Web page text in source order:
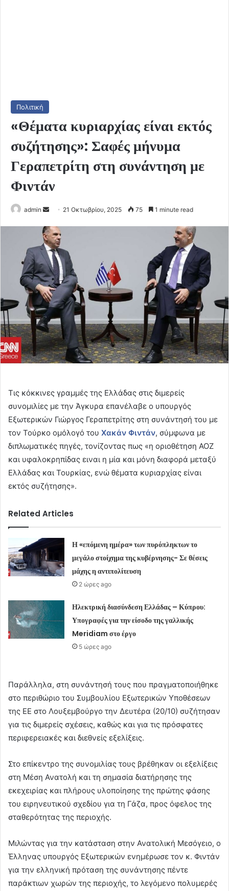
Πολιτική
«Θέματα κυριαρχίας είναι εκτός
συζήτησης»: Σαφές μήνυμα
Γεραπετρίτη στη συνάντηση με
Φιντάν
admin
Send
email
21 Οκτωβρίου, 2025 75 1 minute read
Τις κόκκινες γραμμές της Ελλάδας στις διμερείς
συνομιλίες με την Άγκυρα επανέλαβε ο υπουργός
Εξωτερικών Γιώργος Γεραπετρίτης στη συνάντησή του με
τον Τούρκο ομόλογό του Χακάν Φιντάν, σύμφωνα με
διπλωματικές πηγές, τονίζοντας πως «η οριοθέτηση ΑΟΖ
και υφαλοκρηπίδας ειναι η μία και μόνη διαφορά μεταξύ
Ελλάδας και Τουρκίας, ενώ θέματα κυριαρχίας είναι
εκτός συζήτησης».
Related Articles
Η «επόμενη ημέρα» των πυρόπληκτων το
μεγάλο στοίχημα της κυβέρνησης- Σε θέσεις
μάχης η αντιπολίτευση
2 ώρες ago
Ηλεκτρική διασύνδεση Ελλάδας – Κύπρου:
Υπογραφές για την είσοδο της γαλλικής
Meridiam στο έργο
5 ώρες ago
Παράλληλα, στη συνάντησή τους που πραγματοποιήθηκε
στο περιθώριο του Συμβουλίου Εξωτερικών Υποθέσεων
της ΕΕ στο Λουξεμβούργο την Δευτέρα (20/10) συζήτησαν
για τις διμερείς σχέσεις, καθώς και για τις πρόσφατες
περιφερειακές και διεθνείς εξελίξεις.
Στο επίκεντρο της συνομιλίας τους βρέθηκαν οι εξελίξεις
στη Μέση Ανατολή και τη σημασία διατήρησης της
εκεχειρίας και πλήρους υλοποίησης της πρώτης φάσης
του ειρηνευτικού σχεδίου για τη Γάζα, προς όφελος της
σταθερότητας της περιοχής.
Μιλώντας για την κατάσταση στην Ανατολική Μεσόγειο, ο
Έλληνας υπουργός Εξωτερικών ενημέρωσε τον κ. Φιντάν
για την ελληνική πρόταση της συνάντησης πέντε
παράκτιων χωρών της περιοχής, το λεγόμενο πολυμερές